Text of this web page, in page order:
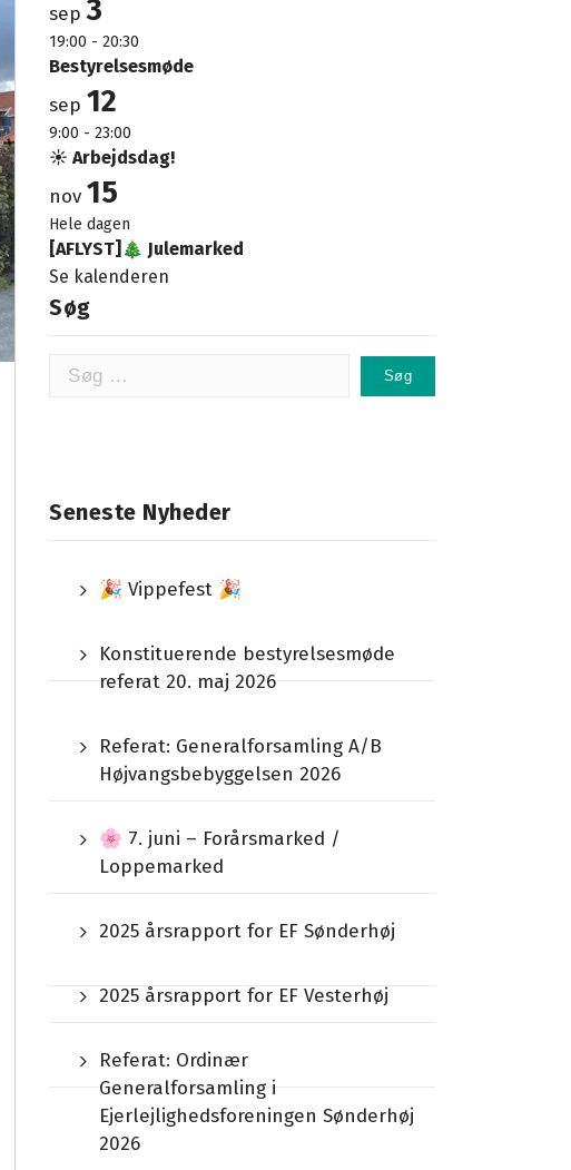
sep3
19:00 -20:30
Bestyrelsesmøde
sep 12
9:00 -23:00
☀️ Arbejdsdag!
nov 15
Hele dagen
[AFLYST]🎄 Julemarked
Se kalenderen
Søg
Søg
Seneste Nyheder
🎉 Vippefest 🎉
Konstituerende bestyrelsesmøde
referat 20. maj 2026
Referat: Generalforsamling A/B
Højvangsbebyggelsen 2026
🌸 7. juni – Forårsmarked /
Loppemarked
2025 årsrapport for EF Sønderhøj
2025 årsrapport for EF Vesterhøj
Referat: Ordinær
Generalforsamling i
Ejerlejlighedsforeningen Sønderhøj
2026